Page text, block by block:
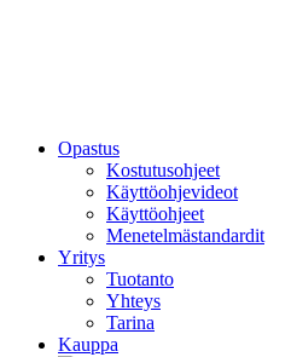
Opastus
Kostutusohjeet
Käyttöohjevideot
Käyttöohjeet
Menetelmästandardit
Yritys
Tuotanto
Yhteys
Tarina
Kauppa